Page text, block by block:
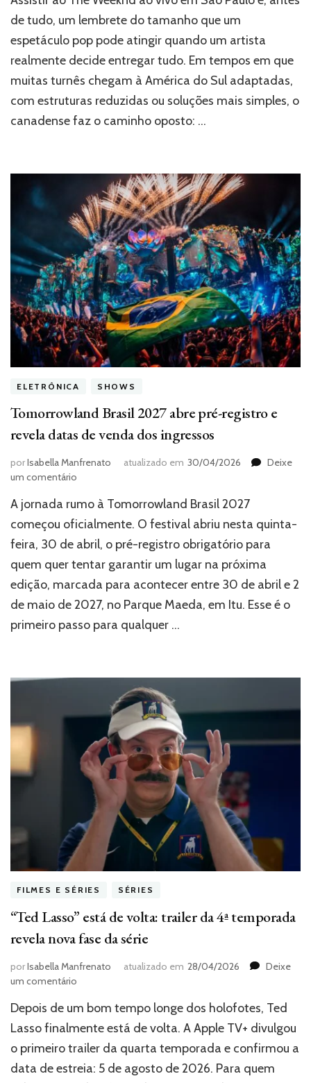
Show
The
Weeknd
em
Paulo
comprova
gigante
pop
global
de tudo, um lembrete do tamanho que um
espetáculo pop pode atingir quando um artista
realmente decide entregar tudo. Em tempos em que
muitas turnês chegam à América do Sul adaptadas,
com estruturas reduzidas ou soluções mais simples, o
canadense faz o caminho oposto: …
ELETRÔNICA SHOWS
Tomorrowland Brasil 2027 abre pré-registro e
revela datas de venda dos ingressos
porIsabella Manfrenato atualizado em 30/04/2026
Deixe
um comentário
Brasil
2027
pré-
registro
revela
datas
de
A jornada rumo à Tomorrowland Brasil 2027
começou oficialmente. O festival abriu nesta quinta-
feira, 30 de abril, o pré-registro obrigatório para
quem quer tentar garantir um lugar na próxima
edição, marcada para acontecer entre 30 de abril e 2
de maio de 2027, no Parque Maeda, em Itu. Esse é o
primeiro passo para qualquer …
FILMES E SÉRIES SÉRIES
“Ted Lasso” está de volta: trailer da 4ª temporada
revela nova fase da série
porIsabella Manfrenato atualizado em 28/04/2026
Deixe
um comentário
Lasso”
está
volta:
trailer
Depois de um bom tempo longe dos holofotes, Ted
Lasso finalmente está de volta. A Apple TV+ divulgou
o primeiro trailer da quarta temporada e confirmou a
data de estreia: 5 de agosto de 2026. Para quem